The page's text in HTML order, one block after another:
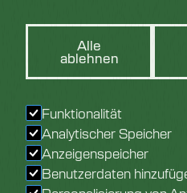
Alle
ablehnen
Funktionalität
Analytischer Speicher
Anzeigenspeicher
Benutzerdaten